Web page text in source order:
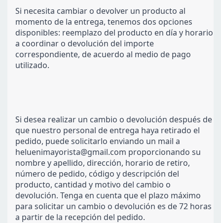
Si necesita cambiar o devolver un producto al
momento de la entrega, tenemos dos opciones
disponibles: reemplazo del producto en día y horario
a coordinar o devolución del importe
correspondiente, de acuerdo al medio de pago
utilizado.
Si desea realizar un cambio o devolución después de
que nuestro personal de entrega haya retirado el
heluenimayorista@gmail.com proporcionando su
nombre y apellido, dirección, horario de retiro,
número de pedido, código y descripción del
producto, cantidad y motivo del cambio o
devolución. Tenga en cuenta que el plazo máximo
para solicitar un cambio o devolución es de 72 horas
a partir de la recepción del pedido.